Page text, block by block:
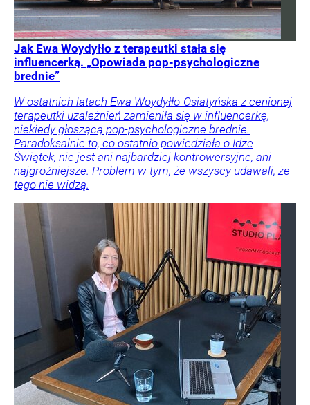
Jak Ewa Woydyłło z terapeutki stała się
influencerką. „Opowiada pop-psychologiczne
brednie”
W ostatnich latach Ewa Woydyłło-Osiatyńska z cenionej
terapeutki uzależnień zamieniła się w influencerkę,
niekiedy głoszącą pop-psychologiczne brednie.
Paradoksalnie to, co ostatnio powiedziała o Idze
Świątek, nie jest ani najbardziej kontrowersyjne, ani
najgroźniejsze. Problem w tym, że wszyscy udawali, że
tego nie widzą.